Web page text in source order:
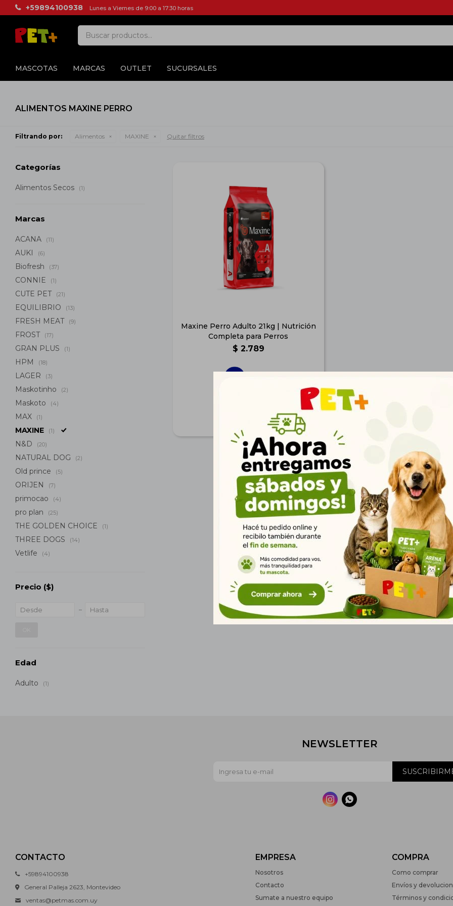
MASCOTAS MARCAS OUTLET SUCURSALES
+59894100938 Lunes a Viernes de 9:00 a 17:30 horas
ALIMENTOS MAXINE PERRO
Filtrando por: Alimentos MAXINE Quitar filtros
Maxine Perro Adulto 21kg | Nutrición
Completa para Perros
$ 2.789
Categorías
Alimentos Secos (1)
Marcas
ACANA (11)
AUKI (6)
Biofresh (37)
CONNIE (1)
CUTE PET (21)
EQUILIBRIO (13)
FRESH MEAT (9)
FROST (17)
GRAN PLUS (1)
HPM (18)
LAGER (3)
Maskotinho (2)
Maskoto (4)
MAX (1)
MAXINE (1)
N&D (20)
NATURAL DOG (2)
Old prince (5)
ORIJEN (7)
primocao (4)
pro plan (25)
THE GOLDEN CHOICE (1)
THREE DOGS (14)
Vetlife (4)
Precio ($)
Edad
Adulto (1)
CONTACTO
+59894100938
General Palleja 2623, Montevideo
ventas@petmas.com.uy
EMPRESA
Nosotros
Contacto
Sumate a nuestro equipo
COMPRA
Como comprar
Envíos y
Términos y
NEWSLETTER
 